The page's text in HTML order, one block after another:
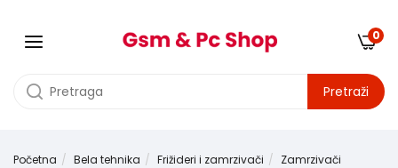
Pretraži
0
Početna Bela tehnika Frižideri i zamrzivači Zamrzivači